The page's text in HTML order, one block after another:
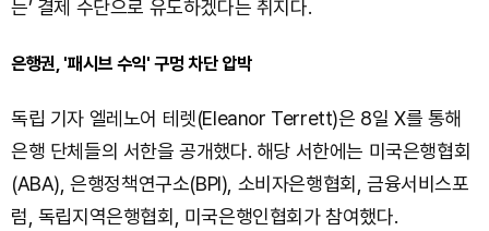
는’ 결제 수단으로 유도하겠다는 취지다.
은행권, '패시브 수익' 구멍 차단 압박
독립 기자 엘레노어 테렛(Eleanor Terrett)은 8일 X를 통해
은행 단체들의 서한을 공개했다. 해당 서한에는 미국은행협회
(ABA), 은행정책연구소(BPI), 소비자은행협회, 금융서비스포
럼, 독립지역은행협회, 미국은행인협회가 참여했다.